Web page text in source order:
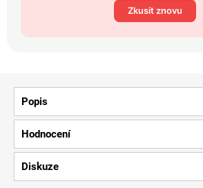
Zkusit znovu
Popis
Hodnocení
Diskuze